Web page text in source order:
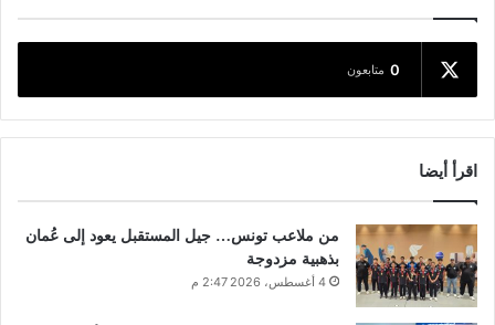
0 متابعون
اقرأ أيضا
من ملاعب تونس… جيل المستقبل يعود إلى عُمان
بذهبية مزدوجة
4 أغسطس، 2026 2:47 م